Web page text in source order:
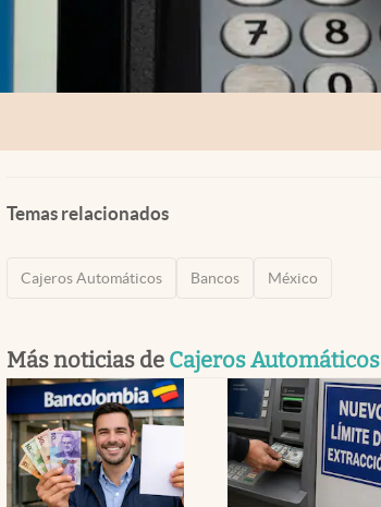
Temas relacionados
Cajeros Automáticos Bancos México
Más noticias de Cajeros Automáticos